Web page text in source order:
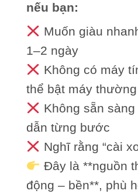
nếu bạn:
Muốn giàu
1–2 ngày
Không có máy
thể bật máy
Không sẵn
dẫn từng bước
Nghĩ rằng “cài
Đây là **nguồn
động – bền**, phù